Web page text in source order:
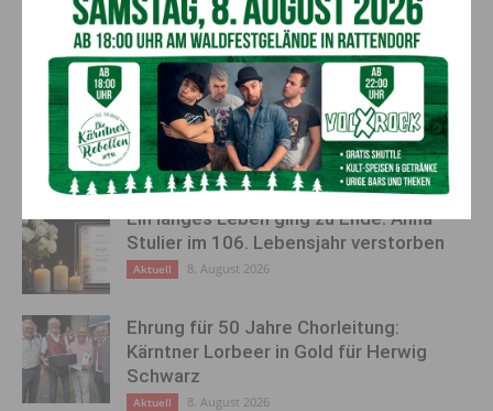
Längere Öffnungszeiten für
Apotheken
Nassfeld serviert chilligen
Soundtrack zum
Sonnenskilauf
AKTUELLES
Ein langes Leben ging zu Ende: Anna
Stulier im 106. Lebensjahr verstorben
Aktuell 8. August 2026
Ehrung für 50 Jahre Chorleitung:
Kärntner Lorbeer in Gold für Herwig
Schwarz
Aktuell 8. August 2026